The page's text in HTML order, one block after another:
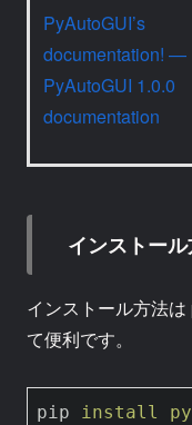
インストー
インストール方法
て便利です。
pip install